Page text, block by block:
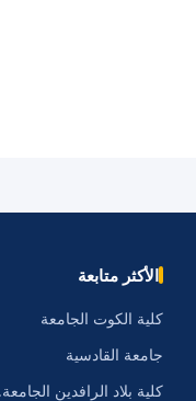
الأكثر متابعة
كلية الكوت الجامعة
جامعة القادسية
كلية بلاد الرافدين الجامعة.